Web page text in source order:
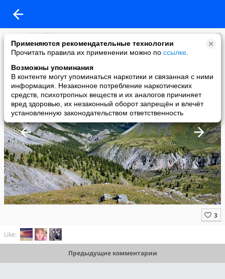
Применяются рекомендательные технологии
Прочитать правила их применении можно по ссылке
Возможны упоминания
В контенте могут упоминаться наркотики и связанная с ними
информация. Незаконное потребление наркотических
средств, психотропных веществ и их аналогов причиняет
вред здоровью, их незаконный оборот запрещён и влечёт
установленную законодательством ответственность
Алтай сегодня
added a photo
07 May в 00:45
Like:
Предыдущие комментарии